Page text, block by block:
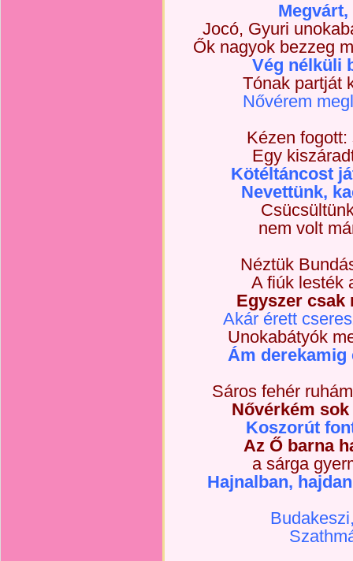
Jocó, Gyuri
Ők nagyok bezzeg
Vég nélküli
Tónak partját
Nővérem
Kézen
Egy
Kötéltáncost
Nevettünk,
nem volt
Néztük
A fiúk lesték
Egyszer csak
Akár érett
Unokabátyók
Ám derekamig
Sáros fehér
Nővérkém
Koszorút
Az Ő barna
a sárga
Hajnalban,